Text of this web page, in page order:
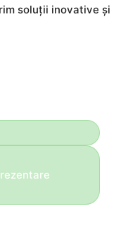
soluții inovative și